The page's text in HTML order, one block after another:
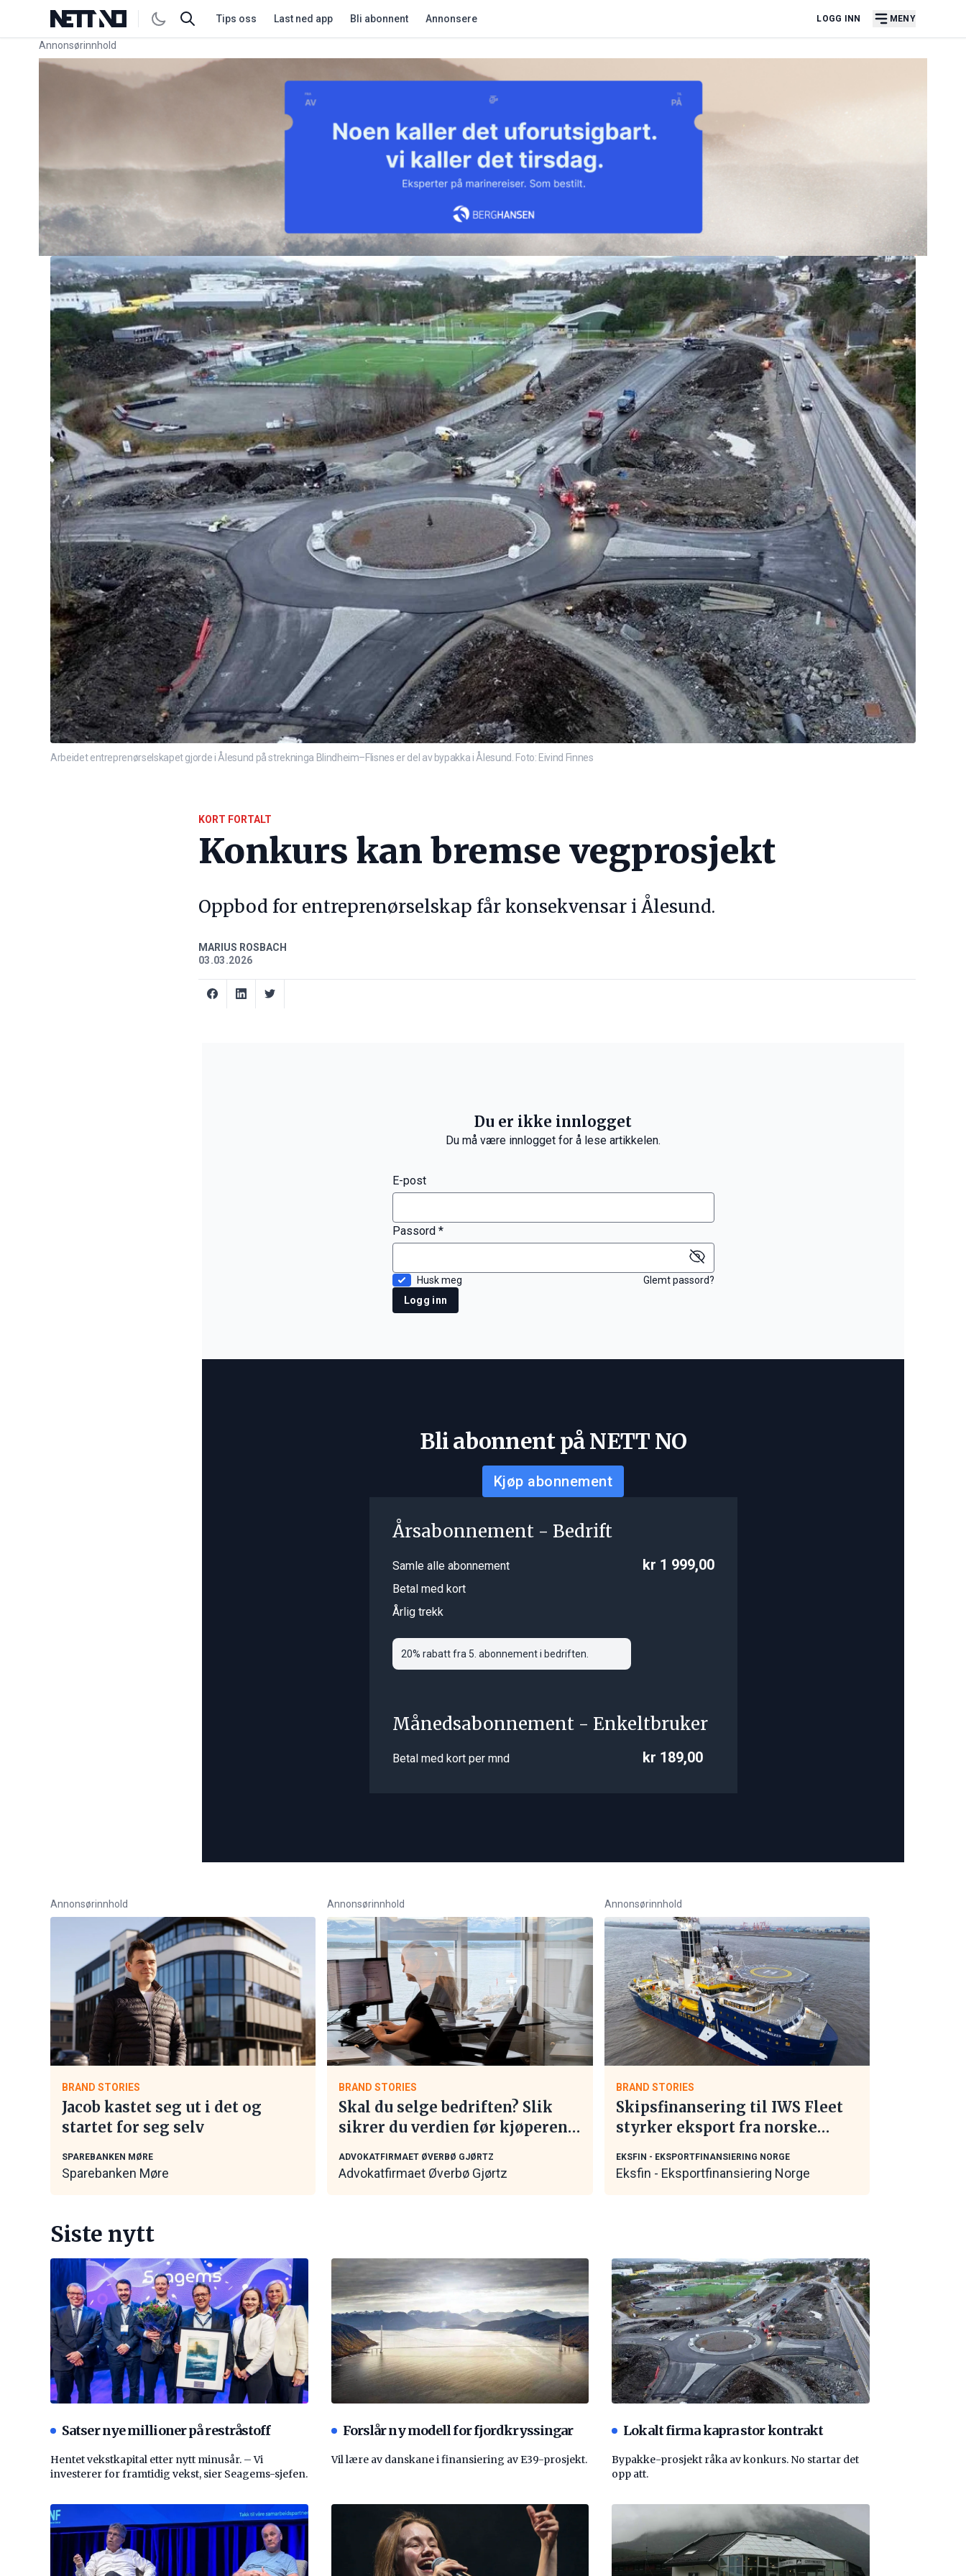
Tips oss Last ned app Bli abonnent Annonsere LOGG INN MENY
Annonsørinnhold
Link for annonse
Arbeidet entreprenørselskapet gjorde i Ålesund på strekninga Blindheim–Flisnes er del av bypakka i Ålesund. Foto: Eivind Finnes
KORT FORTALT
Konkurs kan bremse vegprosjekt
Oppbod for entreprenørselskap får konsekvensar i Ålesund.
MARIUS ROSBACH
03.03.2026
Du er ikke innlogget
Du må være innlogget for å lese artikkelen.
E-post
Passord *
Husk meg
Glemt passord?
Logg inn
Bli abonnent på NETT NO
Kjøp abonnement
Årsabonnement - Bedrift
Samle alle abonnement
Betal med kort
Årlig trekk
20% rabatt fra 5. abonnement i bedriften.
kr 1 999,00
Månedsabonnement - Enkeltbruker
Betal med kort per mnd kr 189,00
Annonsørinnhold
BRAND STORIES
Jacob kastet seg ut i det og
startet for seg selv
SPAREBANKEN MØRE
Sparebanken Møre
Annonsørinnhold
BRAND STORIES
Skal du selge bedriften? Slik
sikrer du verdien før kjøperen
ADVOKATFIRMAET ØVERBØ GJØRTZ
Advokatfirmaet Øverbø Gjørtz
Annonsørinnhold
BRAND STORIES
Skipsfinansering til IWS Fleet
styrker eksport fra norske
EKSFIN - EKSPORTFINANSIERING NORGE
Eksfin - Eksportfinansiering Norge
Siste nytt
Satser nye millioner på restråstoff
Hentet vekstkapital etter nytt minusår. – Vi
investerer for framtidig vekst, sier Seagems-sjefen.
Forslår ny modell for fjordkryssingar
Vil lære av danskane i finansiering av E39-prosjekt.
Lokalt firma kapra stor kontrakt
Bypakke-prosjekt råka av konkurs. No startar det
opp att.